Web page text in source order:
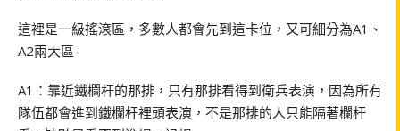
這裡是一級搖滾區，多數人都會先到這卡位，又可細分為A1、
A2兩大區
A1：靠近鐵欄杆的那排，只有那排看得到衛兵表演，因為所有
隊伍都會進到鐵欄杆裡頭表演，不是那排的人只能隔著欄杆